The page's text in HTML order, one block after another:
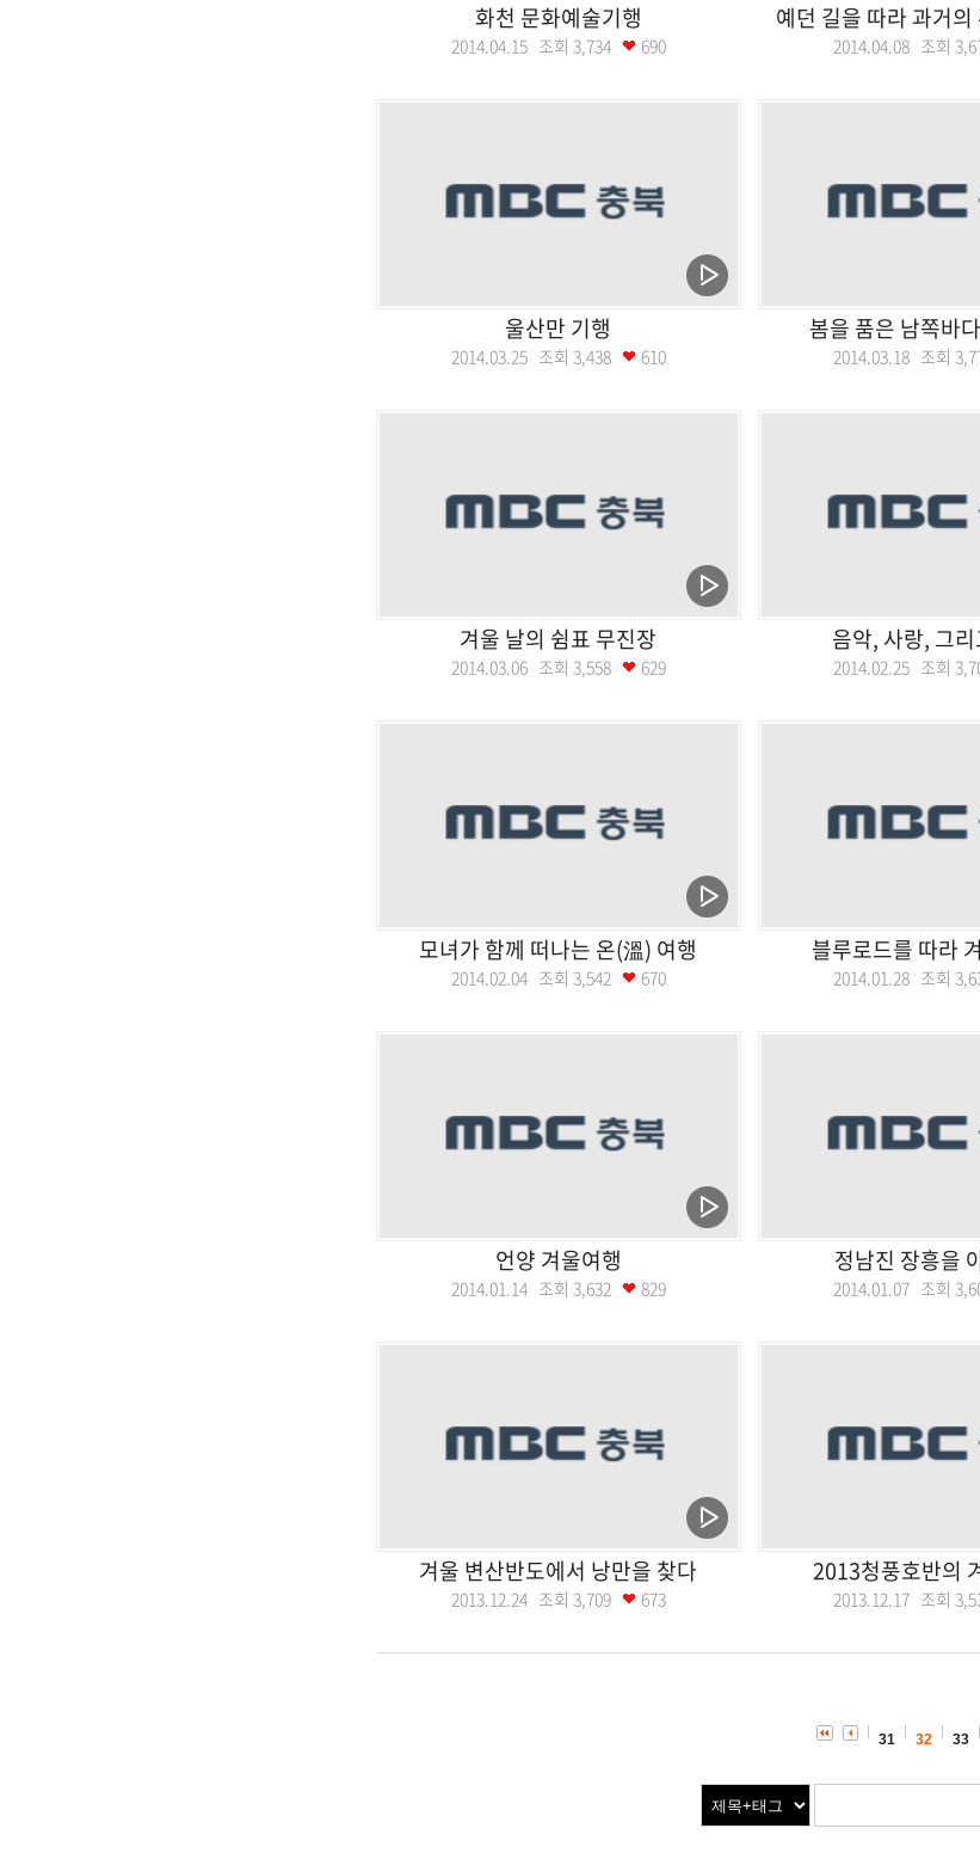
화천 문화예술기행
2014.04.15 조회 3,734 690
예던 길을 따라 과거
2014.04.08 조회
울산만 기행
2014.03.25 조회 3,438 610
봄을 품은 남쪽바
2014.03.18 조회
겨울 날의 쉼표 무진장
2014.03.06 조회 3,558 629
음악, 사랑, 그
2014.02.25 조회
모녀가 함께 떠나는 온(溫) 여행
2014.02.04 조회 3,542 670
블루로드를 따라
2014.01.28 조회
언양 겨울여행
2014.01.14 조회 3,632 829
정남진 장흥을
2014.01.07 조회
겨울 변산반도에서 낭만을 찾다
2013.12.24 조회 3,709 673
2013청풍호반의
2013.12.17 조회
31 32 33